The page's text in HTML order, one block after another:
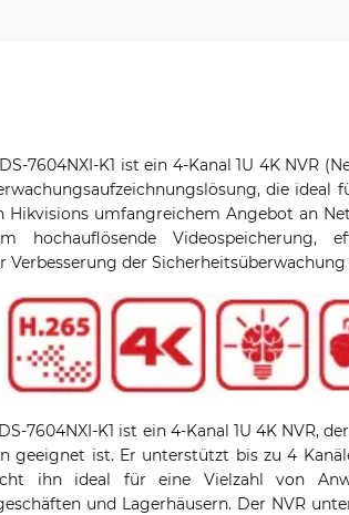
7604NXI-K1 ist ein 4-Kanal 1U 4K NVR
die
Hikvisions umfangreichem Angebot an
hochauflösende Videospeicherung,
Verbesserung der
7604NXI-K1 ist ein 4-Kanal 1U 4K NVR,
geeignet ist. Er unterstützt bis zu 4
ihn ideal für eine Vielzahl von
und Lagerhäusern. Der NVR